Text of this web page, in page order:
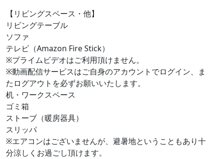
【リビングスペース・他】
リビングテーブル
ソファ
テレビ（Amazon Fire Stick）
※プライムビデオはご利用頂けません。
※動画配信サービスはご自身のアカウントでログイン、ま
たログアウトを必ずお願いいたします。
机・ワークスペース
ゴミ箱
ストーブ（暖房器具）
スリッパ
※エアコンはございませんが、避暑地ということもあり十
分涼しくお過ごし頂けます。